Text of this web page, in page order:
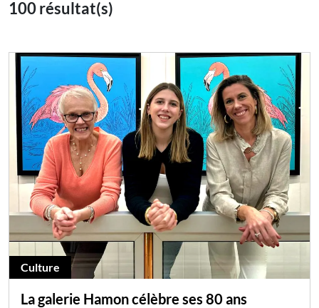
100 résultat(s)
Culture
La galerie Hamon célèbre ses 80 ans